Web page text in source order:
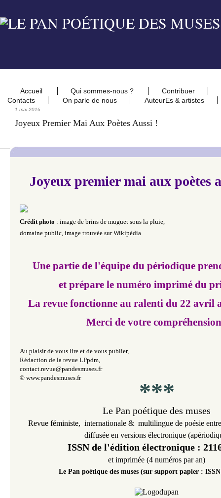
Accueil Qui sommes-nous ?
Contribuer
Contacts
On parle de nous AuteurEs & artistes
1 mai 2016
Joyeux Premier Mai Aux Poètes Aussi !
Joyeux premier mai aux poètes
Crédit photo : image de brins de muguet sous la pluie,
domaine public, image trouvée sur Wikipédia
Une partie de l'équipe du périodique
et prépare le numéro imprimé du
La revue fonctionne au ralenti du 22 avril
Merci de votre
Au plaisir de vous lire et de vous publier,
Rédaction de la revue LPpdm,
contact.revue@pandesmuses.fr
© www.pandesmuses.fr
***
Le Pan poétique des muses
Revue féministe, internationale & multilingue de poésie
diffusée en versions électronique(
ISSN de l'édition électronique :
et imprimée (4 numéros par an)
Le Pan poétique des muses (sur support papier :